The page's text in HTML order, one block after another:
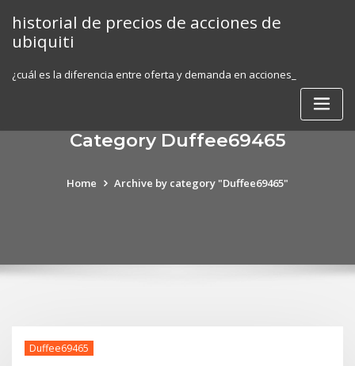
content
historial de precios de acciones de
ubiquiti
¿cuál es la diferencia entre oferta y demanda en acciones_
Category Duffee69465
Home Archive by category "Duffee69465"
Duffee69465